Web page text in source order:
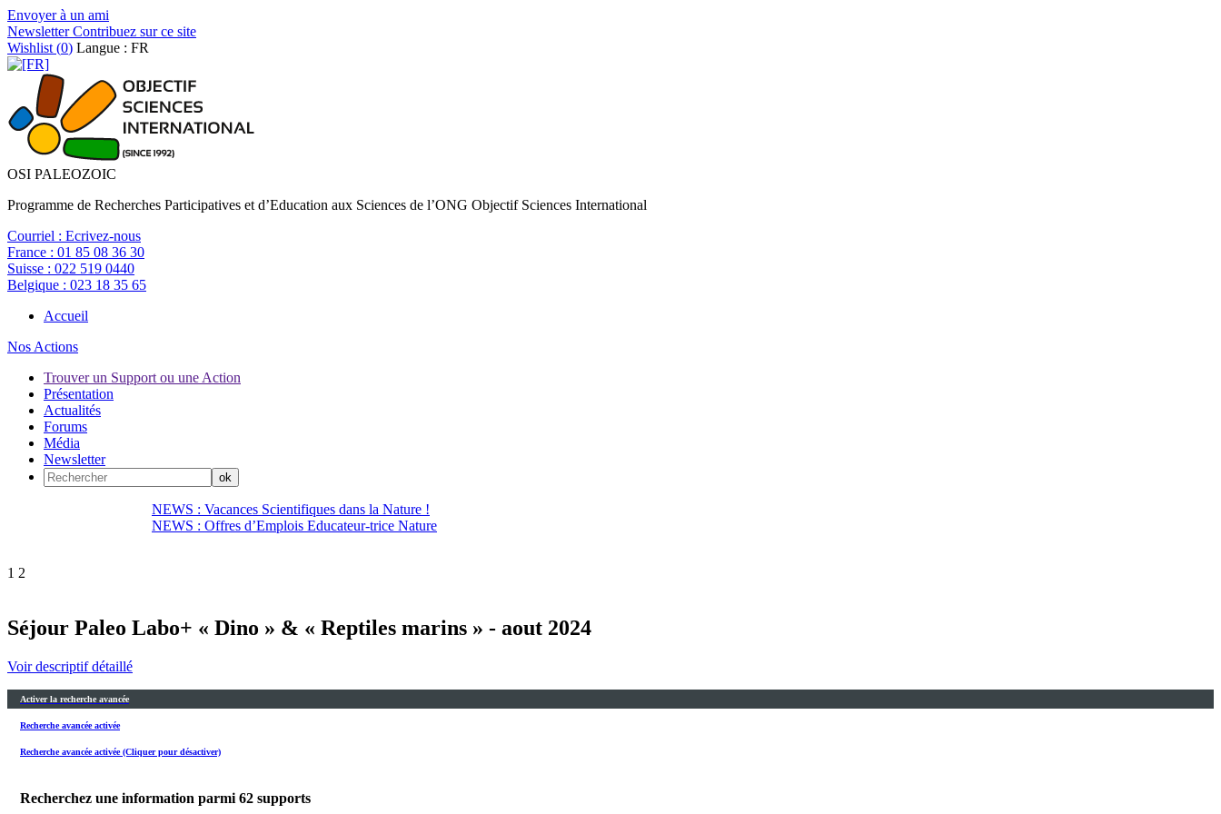
Envoyer à un ami
NewsletterContribuez sur ce site
Wishlist (0) Langue : FR
OSI PALEOZOIC
Programme de Recherches Participatives et d’Education aux Sciences de l’ONG Objectif Sciences International
Courriel : Ecrivez-nous
France : 01 85 08 36 30
Suisse : 022 519 0440
Belgique : 023 18 35 65
Accueil
Nos Actions
Trouver un Support ou une Action
Présentation
Actualités
Forums
Média
Newsletter
NEWS : Vacances Scientifiques dans la Nature !
NEWS : Offres d’Emplois Educateur-trice Nature
1 2
Séjour Paleo Labo+ « Dino » & « Reptiles marins » - aout 2024
Voir descriptif détaillé
Activer la recherche avancée
Recherche avancée activée
Recherche avancée activée (Cliquer pour désactiver)
Recherchez une information parmi 62 supports